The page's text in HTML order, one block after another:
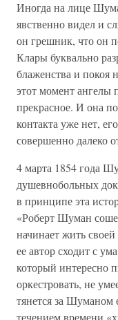
Иногда на лице
явственно видел и
он грешник, что он
Клары буквально
блаженства и
этот момент ангелы
прекрасное. И она
контакта уже нет,
совершенно далеко
4 марта 1854 года
душевнобольных
в принципе эта
«Роберт Шуман
начинает жить
ее автор сходит с
который интересно
оркестровать, не
тянется за Шуманом